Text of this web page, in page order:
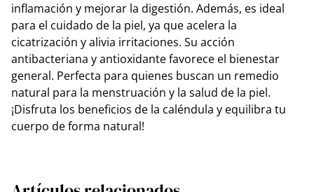
inflamación y mejorar la digestión. Además, es ideal
para el cuidado de la piel, ya que acelera la
cicatrización y alivia irritaciones. Su acción
antibacteriana y antioxidante favorece el bienestar
general. Perfecta para quienes buscan un remedio
natural para la menstruación y la salud de la piel.
¡Disfruta los beneficios de la caléndula y equilibra tu
cuerpo de forma natural!